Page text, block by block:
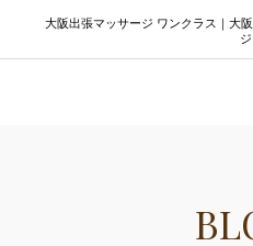
大阪出張マッサージ ワンクラス｜大
ジ